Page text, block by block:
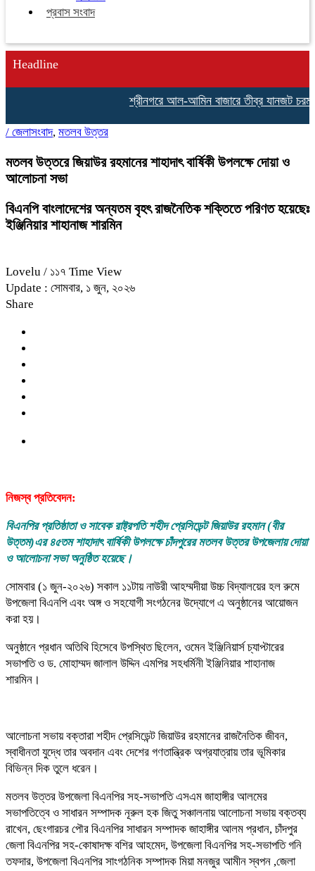
প্রবাস সংবাদ
Headline
শ্রীনগরে আল-আমিন বাজারে তীব্র যানজট চরম
/ জেলাসংবাদ, মতলব উত্তর
মতলব উত্তরে জিয়াউর রহমানের শাহাদাৎ বার্ষিকী উপলক্ষে দোয়া ও
আলোচনা সভা
বিএনপি বাংলাদেশের অন্যতম বৃহৎ রাজনৈতিক শক্তিতে পরিণত হয়েছেঃ
ইঞ্জিনিয়ার শাহানাজ শারমিন
Lovelu / ১১৭ Time View
Update : সোমবার, ১ জুন, ২০২৬
Share
নিজস্ব প্রতিবেদন:
বিএনপির প্রতিষ্ঠাতা ও সাবেক রাষ্ট্রপতি শহীদ প্রেসিডেন্ট জিয়াউর রহমান (বীর
উত্তম)এর ৪৫তম শাহাদাৎ বার্ষিকী উপলক্ষে চাঁদপুরের মতলব উত্তর উপজেলায় দোয়া
ও আলোচনা সভা অনুষ্ঠিত হয়েছে।
সোমবার (১ জুন-২০২৬) সকাল ১১টায় নাউরী আহম্মদীয়া উচ্চ বিদ্যালয়ের হল রুমে
উপজেলা বিএনপি এবং অঙ্গ ও সহযোগী সংগঠনের উদ্যোগে এ অনুষ্ঠানের আয়োজন
করা হয়।
অনুষ্ঠানে প্রধান অতিথি হিসেবে উপস্থিত ছিলেন, ওমেন ইঞ্জিনিয়ার্স চ্যাপ্টারের
সভাপতি ও ড. মোহাম্মদ জালাল উদ্দিন এমপির সহধর্মিনী ইঞ্জিনিয়ার শাহানাজ
শারমিন।
আলোচনা সভায় বক্তারা শহীদ প্রেসিডেন্ট জিয়াউর রহমানের রাজনৈতিক জীবন,
স্বাধীনতা যুদ্ধে তার অবদান এবং দেশের গণতান্ত্রিক অগ্রযাত্রায় তার ভূমিকার
বিভিন্ন দিক তুলে ধরেন।
মতলব উত্তর উপজেলা বিএনপির সহ-সভাপতি এসএম জাহাঙ্গীর আলমের
সভাপতিত্বে ও সাধারন সম্পাদক নূরুল হক জিতু সঞ্চালনায় আলোচনা সভায় বক্তব্য
রাখেন, ছেংগারচর পৌর বিএনপির সাধারন সম্পাদক জাহাঙ্গীর আলম প্রধান, চাঁদপুর
জেলা বিএনপির সহ-কোষাদক্ষ বশির আহমেদ, উপজেলা বিএনপির সহ-সভাপতি গনি
তফদার, উপজেলা বিএনপির সাংগঠনিক সম্পাদক মিয়া মনজুর আমীন স্বপন ,জেলা